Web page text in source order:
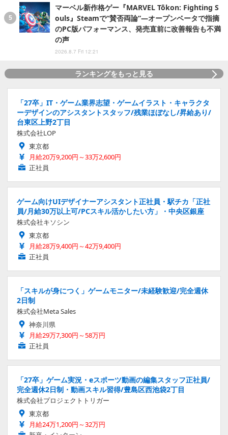
マーベル新作格ゲー『MARVEL Tōkon: Fighting S
ouls』Steamで“賛否両論”―オープンベータで指摘
のPC版パフォーマンス、発売直前に改善報告も不満
の声
2026.8.7 Fri 12:21
ランキングをもっと見る
「27卒」IT・ゲーム業界志望・ゲームイラスト・キャラクタ
ーデザインのアシスタントスタッフ/残業ほぼなし/昇給あり/
台東区上野2丁目
株式会社LOP
東京都
月給20万9,200円～33万2,600円
正社員
ゲーム向けUIデザイナーアシスタント正社員・駅チカ「正社
員/月給30万以上可/PCスキル活かしたい方」・中央区銀座
株式会社キソシン
東京都
月給28万9,400円～42万9,400円
正社員
「スキルが身につく」ゲームモニター/未経験歓迎/完全週休
2日制
株式会社Meta Sales
神奈川県
月給29万7,300円～58万円
正社員
「27卒」ゲーム実況・eスポーツ動画の編集スタッフ正社員/
完全週休2日制・動画スキル習得/豊島区西池袋2丁目
株式会社プロジェクトトリガー
東京都
月給24万1,200円～32万円